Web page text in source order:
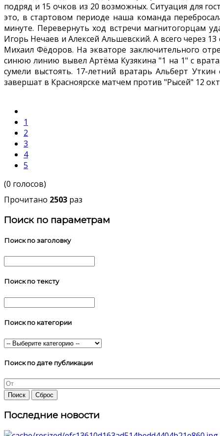
подряд и 15 очков из 20 возможных. Ситуация для
это, в стартовом периоде наша команда
минуте. Перевернуть ход встречи магнитогорцам
Игорь Нечаев и Алексей Альшевский. А всего через
Михаил Фёдоров. На экваторе заключительного
синюю линию вывел Артёма Кузякина "1 на 1" с
сумели выстоять. 17-летний вратарь Альберт
завершат в Красноярске матчем против "Рысей" 12
1
2
3
4
5
(0 голосов)
Прочитано 2503 раз
Поиск по параметрам
Поиск по заголовку
Поиск по тексту
Поиск по категории
Поиск по дате публикации
Последние новости